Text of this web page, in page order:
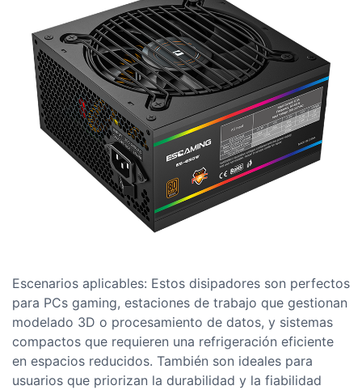
Escenarios aplicables: Estos disipadores son perfectos
para PCs gaming, estaciones de trabajo que gestionan
modelado 3D o procesamiento de datos, y sistemas
compactos que requieren una refrigeración eficiente
en espacios reducidos. También son ideales para
usuarios que priorizan la durabilidad y la fiabilidad